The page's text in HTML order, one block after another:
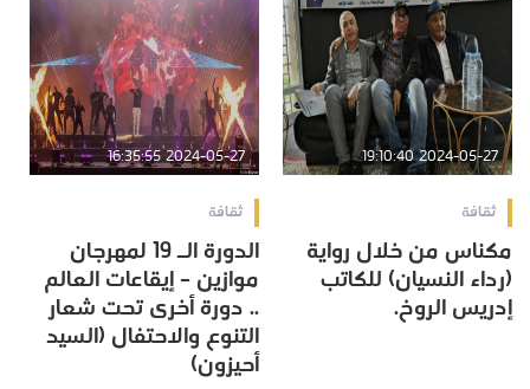
2024-05-27 19:10:40
ثقافة
مكناس من خلال رواية
(رداء النسيان) للكاتب
إدريس الروخ.
2024-05-27 16:35:55
ثقافة
الدورة الـ 19 لمهرجان
موازين – إيقاعات العالم
.. دورة أخرى تحت شعار
التنوع والاحتفال (السيد
أحيزون)